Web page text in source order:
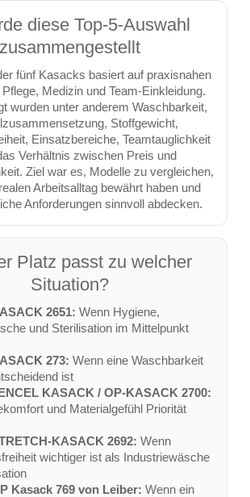
diese Top-5-Auswahl
zusammengestellt
fünf Kasacks basiert auf praxisnahen
Medizin und Team-Einkleidung.
wurden unter anderem Waschbarkeit,
Stoffgewicht,
Einsatzbereiche, Teamtauglichkeit
Verhältnis zwischen Preis und
Ziel war es, Modelle zu vergleichen,
Arbeitsalltag bewährt haben und
Anforderungen sinnvoll abdecken.
Platz passt zu welcher
Situation?
2651: Wenn Hygiene,
und Sterilisation im Mittelpunkt
273: Wenn eine Waschbarkeit
ist
KASACK / OP-KASACK 2700:
und Materialgefühl Priorität
KASACK 2692: Wenn
wichtiger ist als Industriewäsche
Kasack 769 von Leiber: Wenn ein